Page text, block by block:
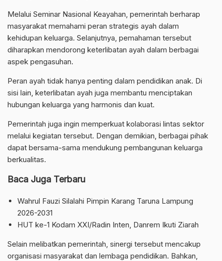
Melalui Seminar Nasional Keayahan, pemerintah berharap
masyarakat memahami peran strategis ayah dalam
kehidupan keluarga. Selanjutnya, pemahaman tersebut
diharapkan mendorong keterlibatan ayah dalam berbagai
aspek pengasuhan.
Peran ayah tidak hanya penting dalam pendidikan anak. Di
sisi lain, keterlibatan ayah juga membantu menciptakan
hubungan keluarga yang harmonis dan kuat.
Pemerintah juga ingin memperkuat kolaborasi lintas sektor
melalui kegiatan tersebut. Dengan demikian, berbagai pihak
dapat bersama-sama mendukung pembangunan keluarga
berkualitas.
Baca Juga Terbaru
Wahrul Fauzi Silalahi Pimpin Karang Taruna Lampung
2026-2031
HUT ke-1 Kodam XXI/Radin Inten, Danrem Ikuti Ziarah
Selain melibatkan pemerintah, sinergi tersebut mencakup
organisasi masyarakat dan lembaga pendidikan. Bahkan,